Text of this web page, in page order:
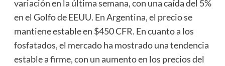
variación en la última semana, con una caída del 5%
en el Golfo de EEUU. En Argentina, el precio se
mantiene estable en $450 CFR. En cuanto a los
fosfatados, el mercado ha mostrado una tendencia
estable a firme, con un aumento en los precios del